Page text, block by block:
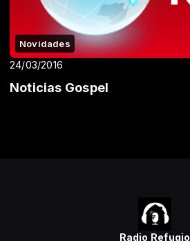
Novidades
24/03/2016
Noticias Gospel
Radio Refugio